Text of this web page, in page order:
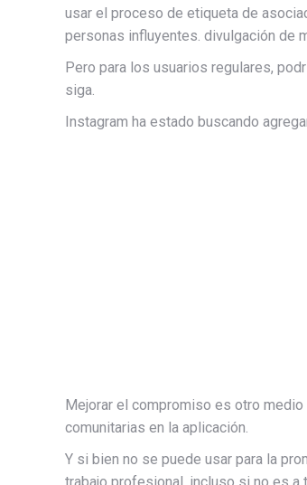
usar el proceso de etiqueta de
personas influyentes. divulgación de
Pero para los usuarios regulares,
siga.
Instagram ha estado buscando
Mejorar el compromiso es otro medio
comunitarias en la aplicación.
Y si bien no se puede usar para la